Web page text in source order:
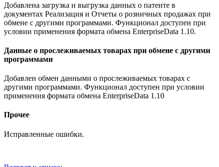
Добавлена загрузка и выгрузка данных о патенте в
документах Реализация и Отчеты о розничных продажах при
обмене с другими программами. Функционал доступен при
условии применения формата обмена EnterpriseData 1.10.
Данные о прослеживаемых товарах при обмене с другими
программами
Добавлен обмен данными о прослеживаемых товарах с
другими программами. Функционал доступен при условии
применения формата обмена EnterpriseData 1.10
Прочее
Исправленные ошибки.